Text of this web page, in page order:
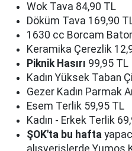
Wok Tava 84,90 TL
Döküm Tava 169,90
1630 cc Borcam
Keramika Çerezlik
Piknik Hasırı 99,95 TL
Kadın Yüksek Taban
Gezer Kadın Parmak
Esem Terlik 59,95 TL
Kadın - Erkek Terlik
ŞOK'ta bu hafta
alışverişlerde Yumoş